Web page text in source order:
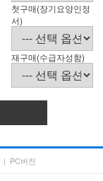
첫구매(장기요양인정
서)
재구매(수급자성함)
| PC버전